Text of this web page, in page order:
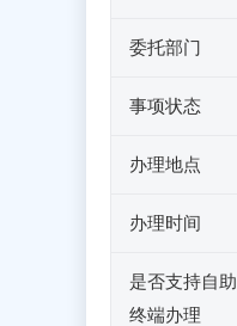
委托部门
事项状态
办理地点
办理时间
是否支持自助
终端办理